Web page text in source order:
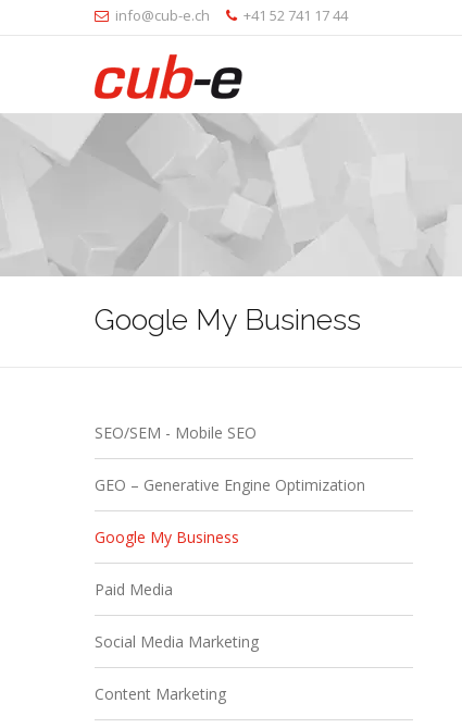
info@cub-e.ch +41 52 741 17 44
Google My Business
SEO/SEM - Mobile SEO
GEO – Generative Engine Optimization
Google My Business
Paid Media
Social Media Marketing
Content Marketing